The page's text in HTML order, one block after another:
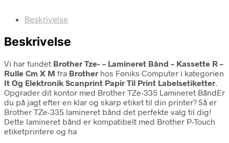
Beskrivelse
Beskrivelse
Vi har fundet Brother Tze- – Lamineret Bånd – Kassette R –
Rulle Cm X M fra Brother hos Føniks Computer i kategorien
It Og Elektronik Scanprint Papir Til Print Labelsetiketter.
Opgrader dit kontor med Brother TZe-335 Lamineret BåndEr
du på jagt efter en klar og skarp etiket til din printer? Så er
Brother TZe-335 lamineret bånd det perfekte valg til dig!
Dette lamineret bånd er kompatibelt med Brother P-Touch
etiketprintere og ha